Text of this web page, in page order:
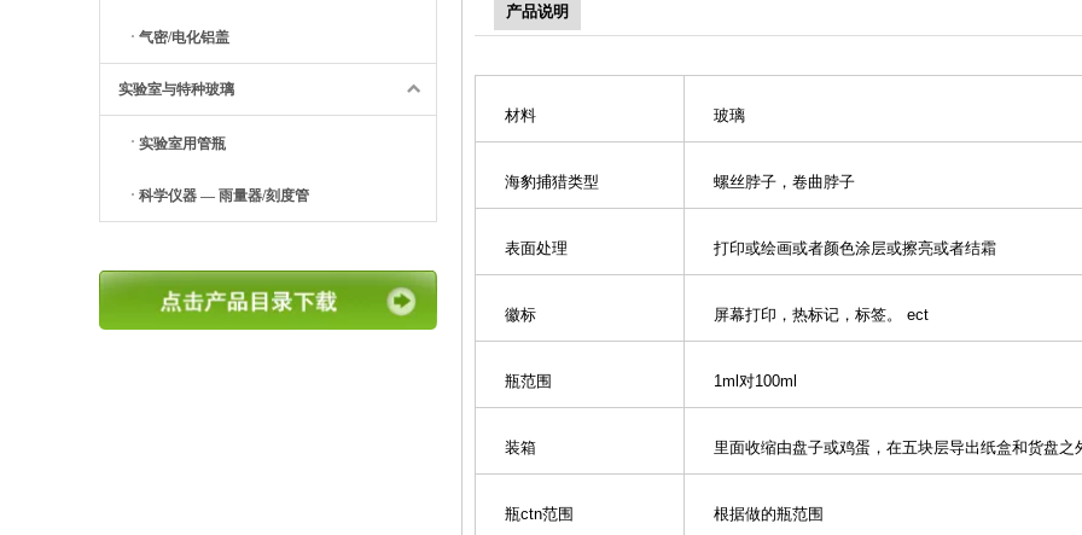
气密/电化铝盖
实验室与特种玻璃
实验室用管瓶
科学仪器 — 雨量器/刻度管
产品说明
材料 玻璃
海豹捕猎类型 螺丝脖子，卷曲脖子
表面处理 打印或绘画或者颜色涂层或擦亮或者结霜
徽标 屏幕打印，热标记，标签。 ect
瓶范围 1ml对100ml
装箱 里面收缩由盘子或鸡蛋，在五块层导出纸盒和货
瓶ctn范围 根据做的瓶范围